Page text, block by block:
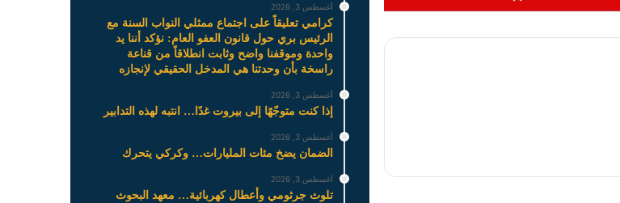
أغسطس 3, 2026
كرامي تعليقاً على اجتماع ممثلي النواب السنة مع
الرئيس بري حول قانون العفو العام: نؤكد أننا يد
واحدة وموقفنا واضح وثابت انطلاقاً من قناعة
راسخة بأن وحدتنا هي المدخل الحقيقي لإنجازه
أغسطس 3, 2026
إذا كنت متوجّهًا إلى بيروت غدًا… انتبه لهذه التدابير
أغسطس 3, 2026
الضمان يضخ مئات المليارات… وكركي يتحرك
أغسطس 3, 2026
تلوث جرثومي وأعطال كهربائية… معهد البحوث